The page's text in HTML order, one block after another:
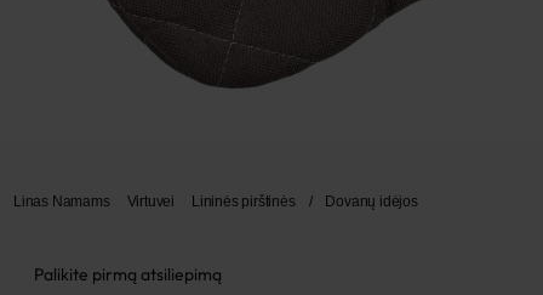
Linas Namams Virtuvei Lininės pirštinės / Dovanų idėjos
Palikite pirmą atsiliepimą